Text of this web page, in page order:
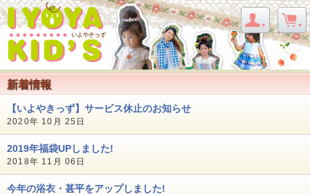
新着情報
【いよやきっず】サービス休止のお知らせ
2020年 10月 25日
2019年福袋UPしました!
2018年 11月 06日
今年の浴衣・甚平をアップしました!